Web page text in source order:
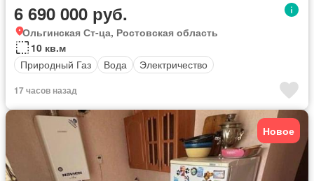
6 690 000 руб.
Ольгинская Ст-ца, Ростовская область
10 кв.м
Природный Газ
Вода Электричество
17 часов назад
Новое